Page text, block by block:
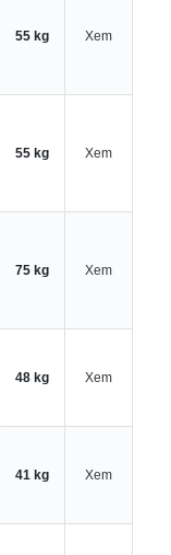
55 kg Xem
55 kg Xem
75 kg Xem
48 kg Xem
41 kg Xem